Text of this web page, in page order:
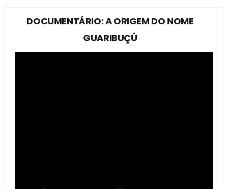
DOCUMENTÁRIO: A ORIGEM DO NOME
GUARIBUÇÚ